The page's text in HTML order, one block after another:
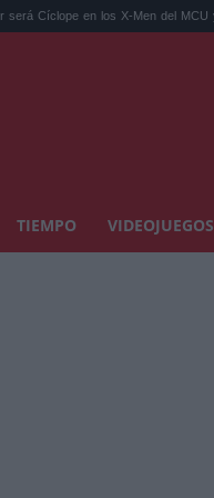
en los X-Men del MCU y Hea...
TIEMPO VIDEOJUEGOS